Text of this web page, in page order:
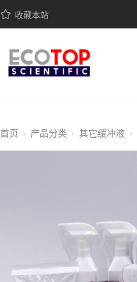
收藏本站
首页 产品分类 其它缓冲液